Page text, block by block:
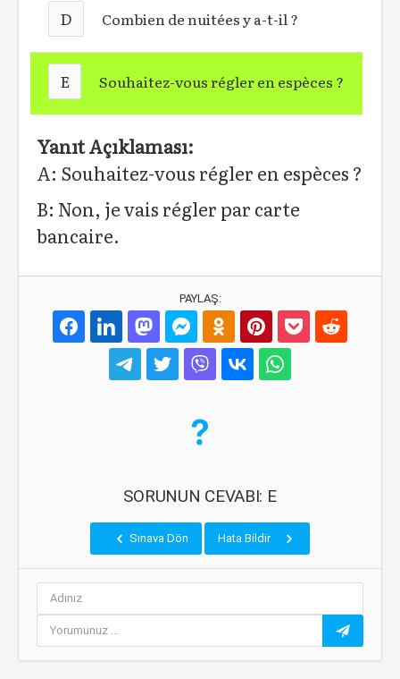
D Combien de nuitées y a-t-il ?
E Souhaitez-vous régler en espèces ?
Yanıt Açıklaması:
A: Souhaitez-vous régler en espèces ?
B: Non, je vais régler par carte
bancaire.
PAYLAŞ:
SORUNUN CEVABI: E
Sınava Dön Hata Bildir